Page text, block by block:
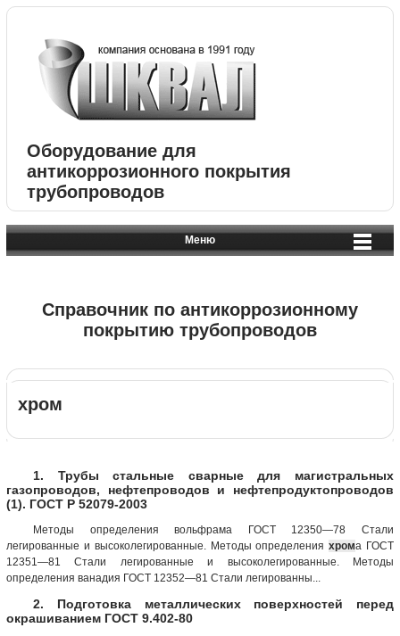
Оборудование для
антикоррозионного покрытия
трубопроводов
Меню
Справочник по антикоррозионному
покрытию трубопроводов
хром
1. Трубы стальные сварные для магистральных
газопроводов, нефтепроводов и нефтепродуктопроводов
(1). ГОСТ Р 52079-2003
Методы определения вольфрама ГОСТ 12350—78 Стали
легированные и высоколегированные. Методы определенияхрома ГОСТ
12351—81 Стали легированные и высоколегированные. Методы
определения ванадия ГОСТ 12352—81 Стали легированны...
2. Подготовка металлических поверхностей перед
окрашиванием ГОСТ 9.402-80